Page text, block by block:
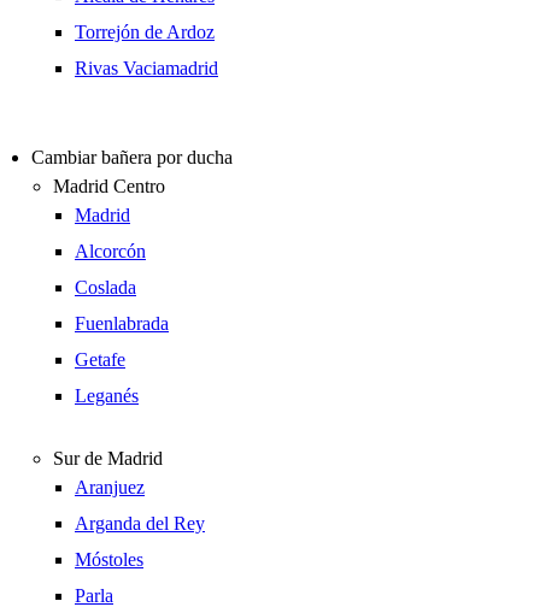
Torrejón de Ardoz
Rivas Vaciamadrid
Cambiar bañera por ducha
Madrid Centro
Madrid
Alcorcón
Coslada
Fuenlabrada
Getafe
Leganés
Sur de Madrid
Aranjuez
Arganda del Rey
Móstoles
Parla